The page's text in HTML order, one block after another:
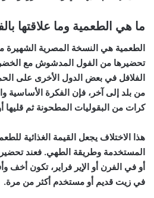
ما هي الطعمية وما علاقتها
الطعمية هي النسخة المصرية الشهيرة
تحضيرها من الفول المدشوش مع الخضرة
الفلافل في بعض الدول الأخرى على
من بلد إلى آخر، فإن الفكرة
كرات من البقوليات المطحونة ثم قليها
هذا الاختلاف يجعل القيمة الغذائية
المستخدمة وطريقة الطهي. فعند
أو في الفرن أو الإير فراير، تكون أخف
في زيت قديم أو مستخدم أكثر من مرة.